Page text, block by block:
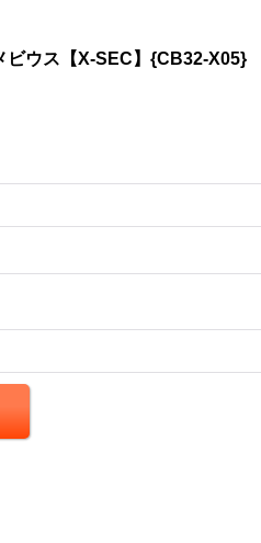
ビウス【X-SEC】{CB32-X05}